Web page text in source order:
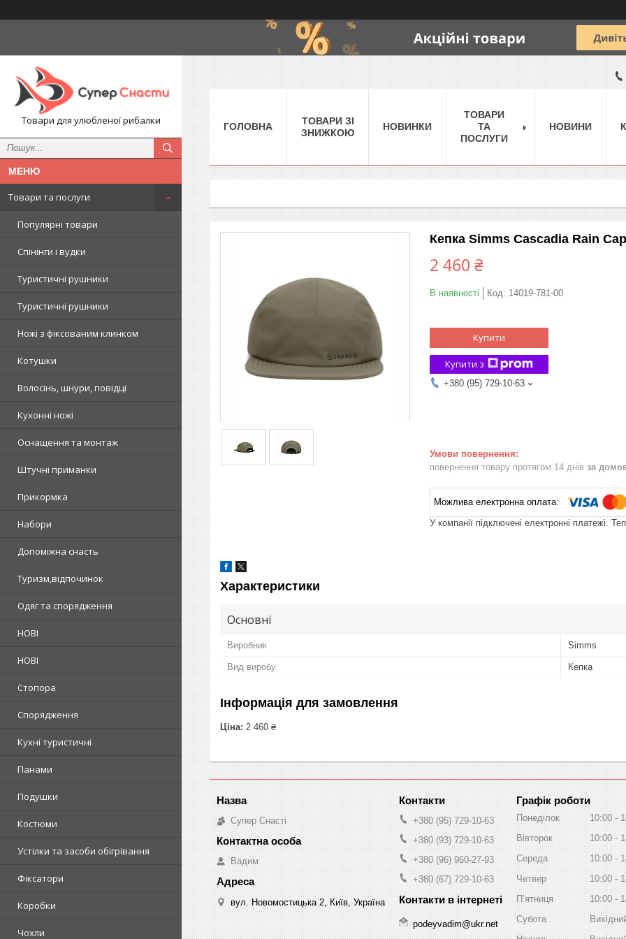
Товари для улюбленої рибалки
Товари та послуги
Популярні товари
Спінінги і вудки
Туристичні рушники
Туристичні рушники
Ножі з фіксованим клинком
Котушки
Волосінь, шнури, повідці
Кухонні ножі
Оснащення та монтаж
Штучні приманки
Прикормка
Набори
Допоміжна снасть
Туризм,відпочинок
Одяг та спорядження
НОВІ
НОВІ
Стопора
Спорядження
Кухні туристичні
Панами
Подушки
Костюми
Устілки та засоби обігрівання
Фіксатори
Коробки
Чохли
ГОЛОВНА
ТОВАРИ ЗІ
ЗНИЖКОЮ
НОВИНКИ
ТОВАРИ
ТА
ПОСЛУГИ
НОВИНИ
Кепка Simms Cascadia Rain
2 460 ₴
В наявності Код: 14019-781-00
Купити
Купити з
+380 (95) 729-10-63
повернення товару протягом 14 днів за
У компанії підключені електронні платежі.
Характеристики
Основні
Виробник Simms
Вид виробу Кепка
Інформація для замовлення
Ціна: 2 460 ₴
Супер Снасті
Вадим
вул. Новомостицька 2, Київ, Україна
+380 (95) 729-10-63
+380 (93) 729-10-63
+380 (96) 960-27-93
+380 (67) 729-10-63
podeyvadim@ukr.net
Графік роботи
Понеділок 10:00
Вівторок
10:00
Середа
10:00
Четвер
10:00
Пʼятниця
10:00
Субота